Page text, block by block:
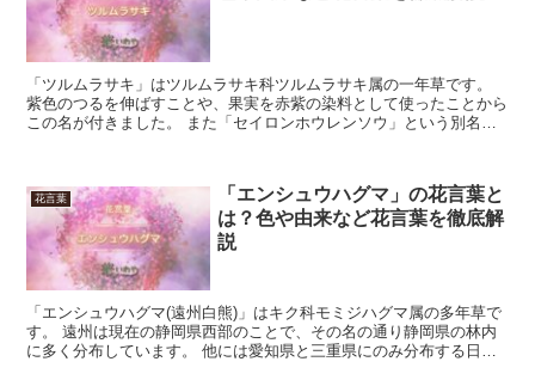
「ツルムラサキ」はツルムラサキ科ツルムラサキ属の一年草です。
紫色のつるを伸ばすことや、果実を赤紫の染料として使ったことから
この名が付きました。 また「セイロンホウレンソウ」という別名で
花言葉
「エンシュウハグマ」の花言葉と
は？色や由来など花言葉を徹底解
説
「エンシュウハグマ(遠州白熊)」はキク科モミジハグマ属の多年草で
す。 遠州は現在の静岡県西部のことで、その名の通り静岡県の林内
に多く分布しています。 他には愛知県と三重県にのみ分布する日本